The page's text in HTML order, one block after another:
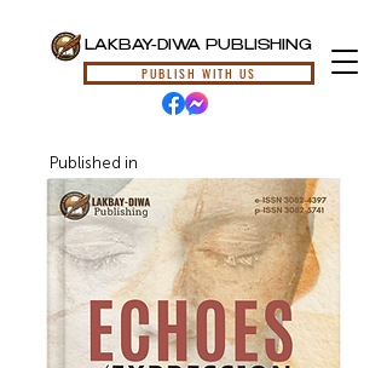
LAKBAY-DIWA PUBLISHING
PUBLISH WITH US
Published in